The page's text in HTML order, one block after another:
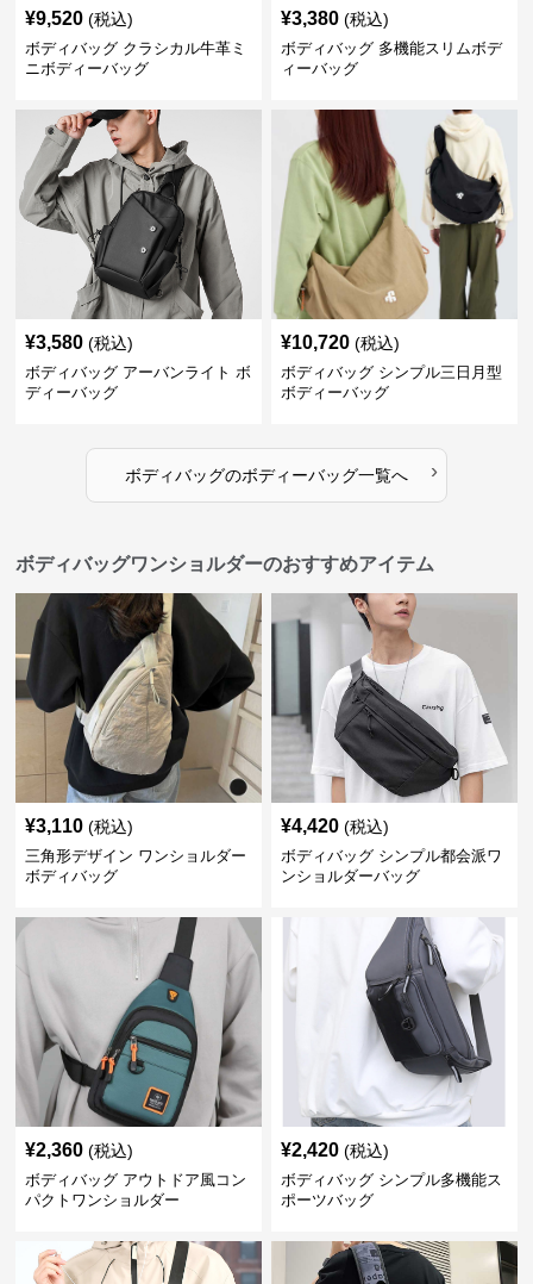
¥9,520 (税込)
ボディバッグ クラシカル牛革ミ
ニボディーバッグ
¥3,380 (税込)
ボディバッグ 多機能スリムボデ
ィーバッグ
¥3,580 (税込)
ボディバッグ アーバンライト ボ
ディーバッグ
¥10,720 (税込)
ボディバッグ シンプル三日月型
ボディーバッグ
ボディバッグのボディーバッグ一覧へ ›
ボディバッグワンショルダーのおすすめアイテム
¥3,110 (税込)
三角形デザイン ワンショルダー
ボディバッグ
¥4,420 (税込)
ボディバッグ シンプル都会派ワ
ンショルダーバッグ
¥2,360 (税込)
ボディバッグ アウトドア風コン
パクトワンショルダー
¥2,420 (税込)
ボディバッグ シンプル多機能ス
ポーツバッグ